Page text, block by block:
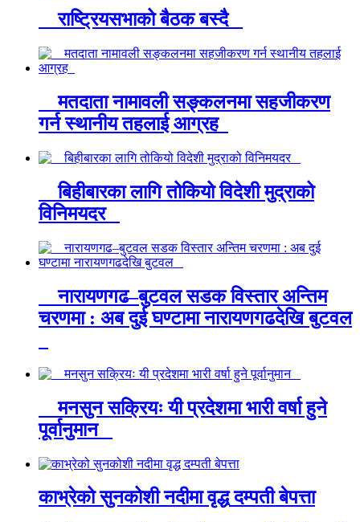
राष्ट्रियसभाको बैठक बस्दै
मतदाता नामावली सङ्कलनमा सहजीकरण
गर्न स्थानीय तहलाई आग्रह
बिहीबारका लागि तोकियो विदेशी मुद्राको
विनिमयदर
नारायणगढ–बुटवल सडक विस्तार अन्तिम
चरणमा : अब दुई घण्टामा नारायणगढदेखि बुटवल
मनसुन सक्रियः यी प्रदेशमा भारी वर्षा हुने
पूर्वानुमान
काभ्रेको सुनकोशी नदीमा वृद्ध दम्पती बेपत्ता